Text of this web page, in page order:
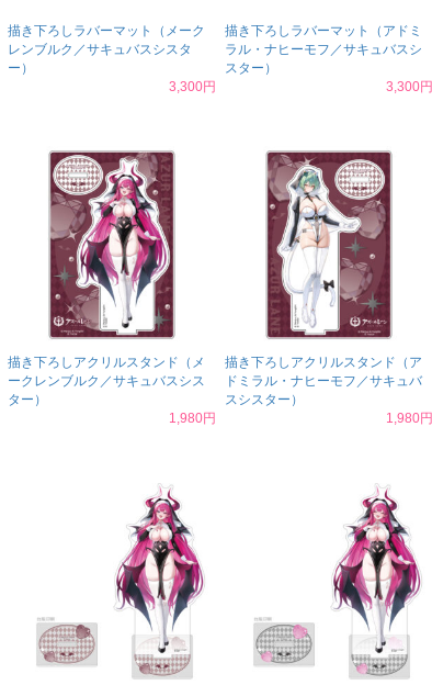
描き下ろしラバーマット（メーク
レンブルク／サキュバスシスタ
ー）
3,300円
描き下ろしラバーマット（アドミ
ラル・ナヒーモフ／サキュバスシ
スター）
3,300円
描き下ろしアクリルスタンド（メ
ークレンブルク／サキュバスシス
ター）
1,980円
描き下ろしアクリルスタンド（ア
ドミラル・ナヒーモフ／サキュバ
スシスター）
1,980円